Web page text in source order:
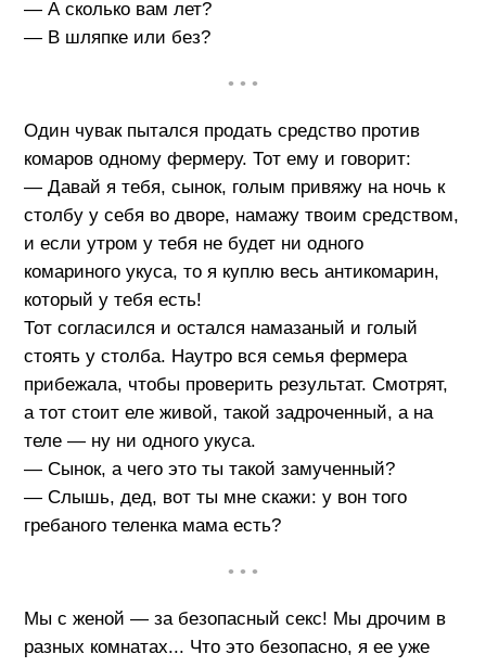
— А сколько вам лет?
— В шляпке или без?
• • •
Один чувак пытался продать средство против
комаров одному фермеру. Тот ему и говорит:
— Давай я тебя, сынок, голым привяжу на ночь к
столбу у себя во дворе, намажу твоим средством,
и если утром у тебя не будет ни одного
комариного укуса, то я куплю весь антикомарин,
который у тебя есть!
Тот согласился и остался намазаный и голый
стоять у столба. Наутро вся семья фермера
прибежала, чтобы проверить результат. Смотрят,
а тот стоит еле живой, такой задроченный, а на
теле — ну ни одного укуса.
— Сынок, а чего это ты такой замученный?
— Слышь, дед, вот ты мне скажи: у вон того
гребаного теленка мама есть?
• • •
Мы с женой — за безопасный секс! Мы дрочим в
разных комнатах... Что это безопасно, я ее уже